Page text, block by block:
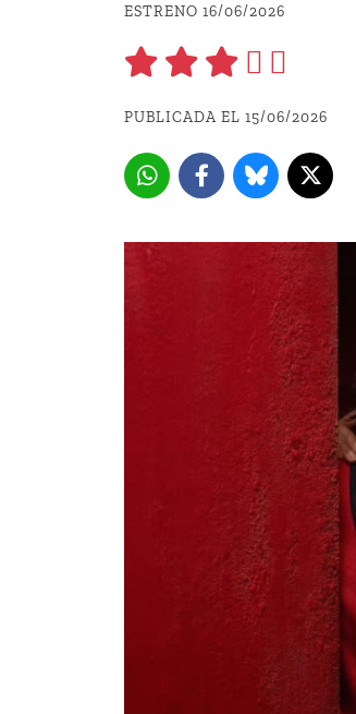
ESTRENO 16/06/2026
PUBLICADA EL 15/06/2026